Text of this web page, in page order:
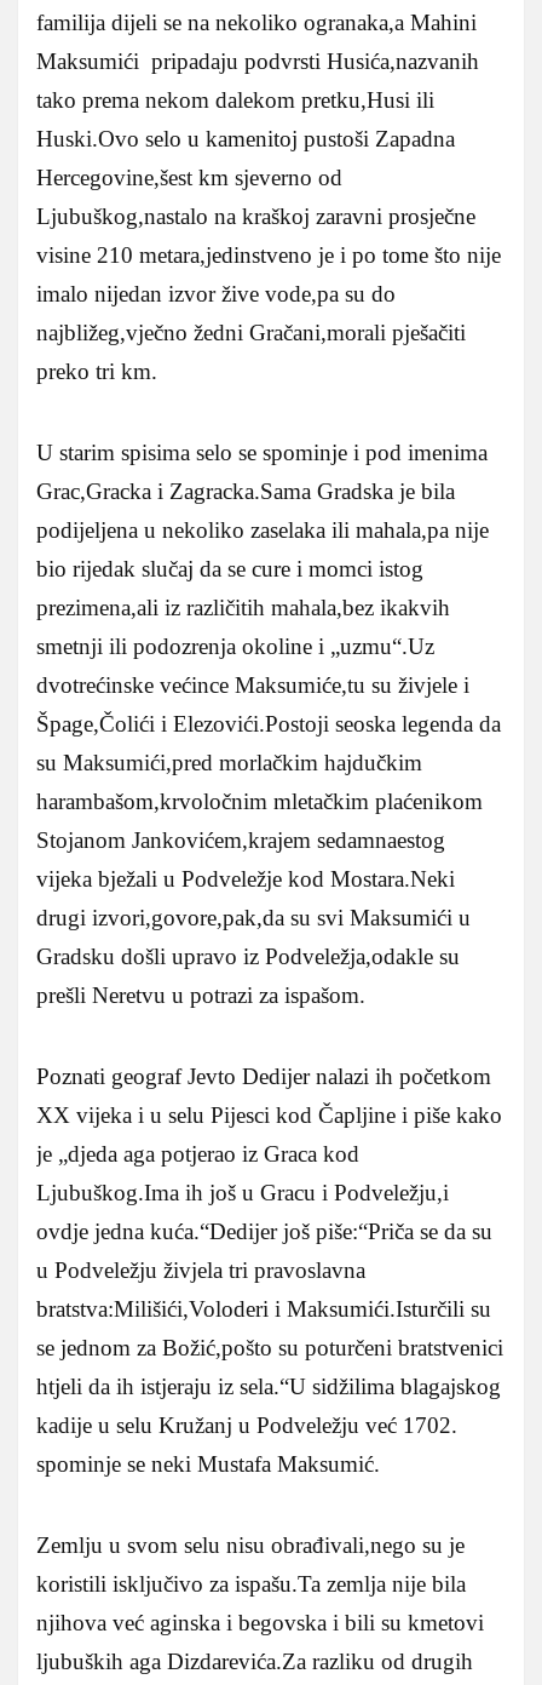
familija dijeli se na nekoliko ogranaka,a Mahini
Maksumići pripadaju podvrsti Husića,nazvanih
tako prema nekom dalekom pretku,Husi ili
Huski.Ovo selo u kamenitoj pustoši Zapadna
Hercegovine,šest km sjeverno od
Ljubuškog,nastalo na kraškoj zaravni prosječne
visine 210 metara,jedinstveno je i po tome što nije
imalo nijedan izvor žive vode,pa su do
najbližeg,vječno žedni Gračani,morali pješačiti
preko tri km.
U starim spisima selo se spominje i pod imenima
Grac,Gracka i Zagracka.Sama Gradska je bila
podijeljena u nekoliko zaselaka ili mahala,pa nije
bio rijedak slučaj da se cure i momci istog
prezimena,ali iz različitih mahala,bez ikakvih
smetnji ili podozrenja okoline i „uzmu“.Uz
dvotrećinske većince Maksumiće,tu su živjele i
Špage,Čolići i Elezovići.Postoji seoska legenda da
su Maksumići,pred morlačkim hajdučkim
harambašom,krvoločnim mletačkim plaćenikom
Stojanom Jankovićem,krajem sedamnaestog
vijeka bježali u Podveležje kod Mostara.Neki
drugi izvori,govore,pak,da su svi Maksumići u
Gradsku došli upravo iz Podveležja,odakle su
prešli Neretvu u potrazi za ispašom.
Poznati geograf Jevto Dedijer nalazi ih početkom
XX vijeka i u selu Pijesci kod Čapljine i piše kako
je „djeda aga potjerao iz Graca kod
Ljubuškog.Ima ih još u Gracu i Podveležju,i
ovdje jedna kuća.“Dedijer još piše:“Priča se da su
u Podveležju živjela tri pravoslavna
bratstva:Milišići,Voloderi i Maksumići.Isturčili su
se jednom za Božić,pošto su poturčeni bratstvenici
htjeli da ih istjeraju iz sela.“U sidžilima blagajskog
kadije u selu Kružanj u Podveležju već 1702.
spominje se neki Mustafa Maksumić.
Zemlju u svom selu nisu obrađivali,nego su je
koristili isključivo za ispašu.Ta zemlja nije bila
njihova već aginska i begovska i bili su kmetovi
ljubuških aga Dizdarevića.Za razliku od drugih